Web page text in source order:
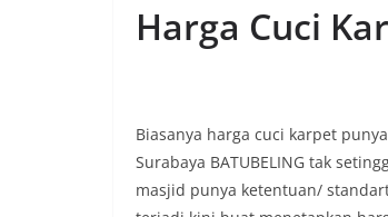
Harga Cuci
Biasanya harga cuci karpet
Surabaya BATUBELING tak
masjid punya ketentuan/